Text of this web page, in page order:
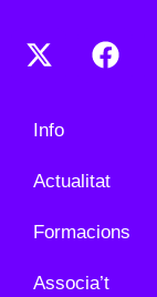
Info
Actualitat
Formacions
Associa’t